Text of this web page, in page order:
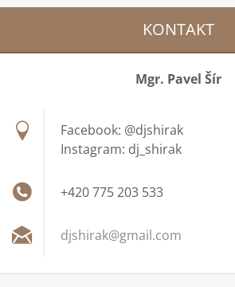
KONTAKT
Mgr. Pavel Šír
Facebook: @djshirak
Instagram: dj_shirak
+420 775 203 533
djshirak@gmail.com